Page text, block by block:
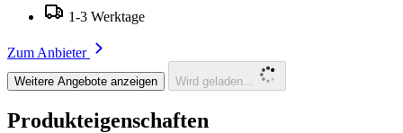
1-3 Werktage
Zum Anbieter
Weitere Angebote anzeigen Wird geladen...
Produkteigenschaften